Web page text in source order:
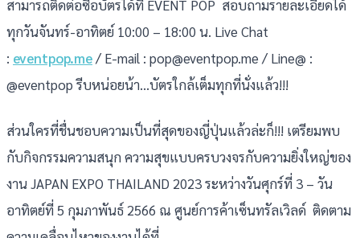
สามารถติดต่อซื้อบัตรได้ที่ EVENT POP สอบถามรายละเอียดได้
ทุกวันจันทร์-อาทิตย์ 10:00 – 18:00 น. Live Chat
: eventpop.me/ E-mail : pop@eventpop.me / Line@ :
@eventpop รีบหน่อยน้า...บัตรใกล้เต็มทุกที่นั่งแล้ว!!!
ส่วนใครที่ชื่นชอบความเป็นที่สุดของญี่ปุ่นแล้วล่ะก็!!! เตรียมพบ
กับกิจกรรมความสนุก ความสุขแบบครบวงจรกับความยิ่งใหญ่ของ
งาน JAPAN EXPO THAILAND 2023 ระหว่างวันศุกร์ที่ 3 – วัน
อาทิตย์ที่ 5 กุมภาพันธ์ 2566 ณ ศูนย์การค้าเซ็นทรัลเวิลด์ ติดตาม